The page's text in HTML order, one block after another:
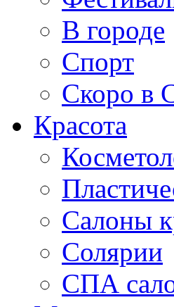
В городе
Спорт
Скоро в
Красота
Салоны
Солярии
СПА